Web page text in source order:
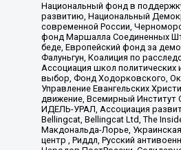
Национальный фонд в
развитию, Национальный
современной России,
фонд Маршалла Соединенных
беде, Европейский фонд за
Фалуньгун, Коалиция по
Ассоциация школ
выбор, Фонд Ходорковского,
Управление Евангельских
движение, Всемирный Институт
ИДЕЛЬ-УРАЛ, Ассоциация
Bellingcat, Bellingcat Ltd, The
Макдональда-Лорье,
центр , Риддл, Русский